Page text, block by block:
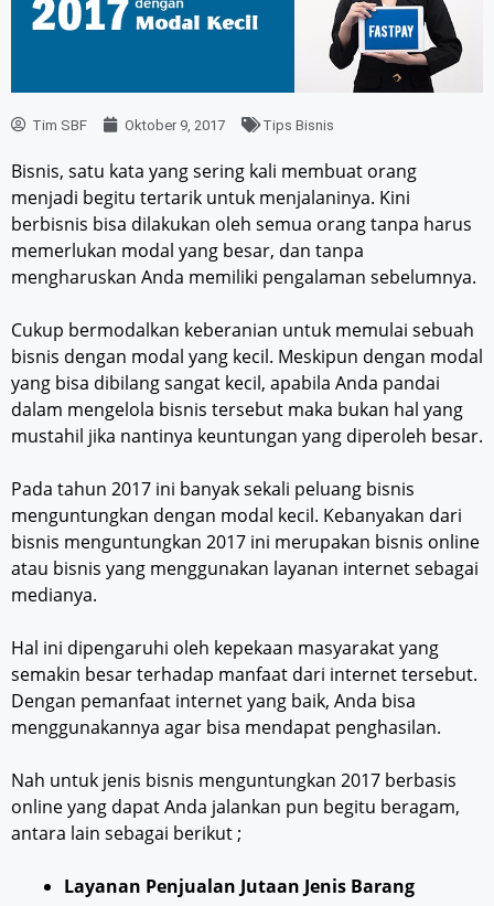
Tim SBF Oktober 9, 2017 Tips Bisnis
Bisnis, satu kata yang sering kali membuat orang
menjadi begitu tertarik untuk menjalaninya. Kini
berbisnis bisa dilakukan oleh semua orang tanpa harus
memerlukan modal yang besar, dan tanpa
mengharuskan Anda memiliki pengalaman sebelumnya.
Cukup bermodalkan keberanian untuk memulai sebuah
bisnis dengan modal yang kecil. Meskipun dengan modal
yang bisa dibilang sangat kecil, apabila Anda pandai
dalam mengelola bisnis tersebut maka bukan hal yang
mustahil jika nantinya keuntungan yang diperoleh besar.
Pada tahun 2017 ini banyak sekali peluang bisnis
menguntungkan dengan modal kecil. Kebanyakan dari
bisnis menguntungkan 2017 ini merupakan bisnis online
atau bisnis yang menggunakan layanan internet sebagai
medianya.
Hal ini dipengaruhi oleh kepekaan masyarakat yang
semakin besar terhadap manfaat dari internet tersebut.
Dengan pemanfaat internet yang baik, Anda bisa
menggunakannya agar bisa mendapat penghasilan.
Nah untuk jenis bisnis menguntungkan 2017 berbasis
online yang dapat Anda jalankan pun begitu beragam,
antara lain sebagai berikut ;
Layanan Penjualan Jutaan Jenis Barang